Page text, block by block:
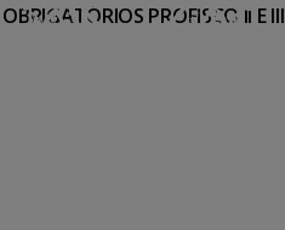
PROFISCO II E III